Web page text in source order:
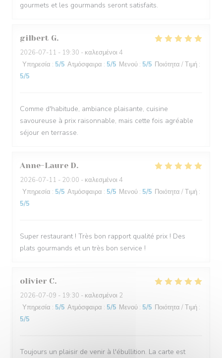
gourmets et les gourmands seront satisfaits.
gilbert G
2026-07-11 - 19:30 - καλεσμένοι 4
Υπηρεσία : 5/5 Ατμόσφαιρα : 5/5 Μενού : 5/5 Ποιότητα / Τιμή :
5/5
Comme d'habitude, ambiance plaisante, cuisine
savoureuse à prix raisonnable, mais cette fois agréable
séjour en terrasse.
Anne-Laure D
2026-07-11 - 20:00 - καλεσμένοι 4
Υπηρεσία : 5/5 Ατμόσφαιρα : 5/5 Μενού : 5/5 Ποιότητα / Τιμή :
5/5
Super restaurant ! Très bon rapport qualité prix ! Des
plats gourmands et un très bon service !
olivier C
2026-07-09 - 19:30 - καλεσμένοι 2
Υπηρεσία : 5/5 Ατμόσφαιρα : 5/5 Μενού : 5/5 Ποιότητα / Τιμή :
5/5
Toujours un plaisir de venir à l'ébullition. La carte est